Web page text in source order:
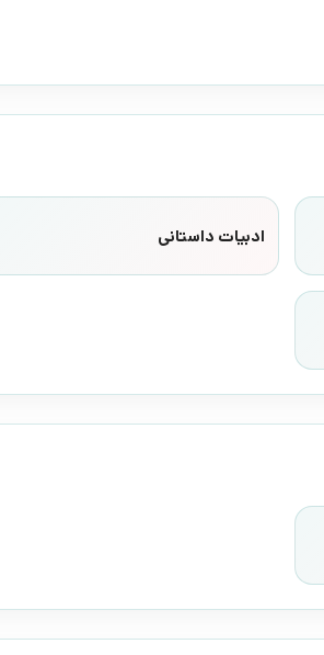
ادبیات داستانی